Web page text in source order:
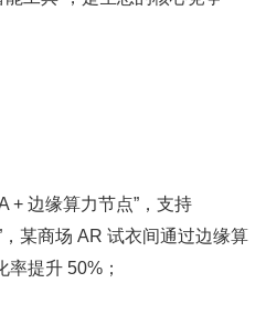
+ 边缘算力节点”，支持
某商场 AR 试衣间通过边缘算
率提升 50%；​